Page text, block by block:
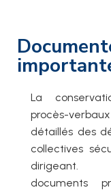
La
procès-verbaux
détaillés des
collectives
dirigeant.
documents